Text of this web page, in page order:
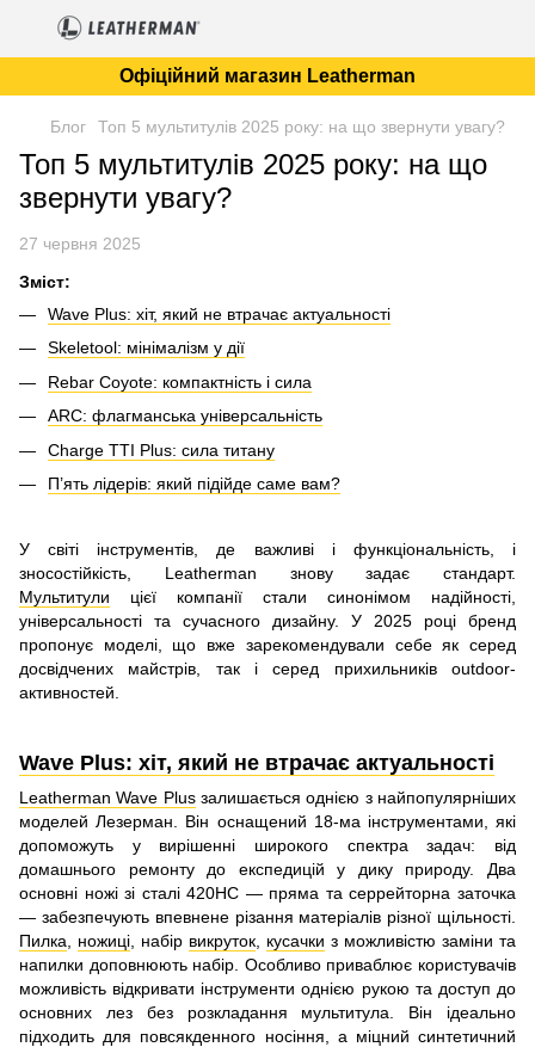
Офіційний магазин Leatherman
Блог Топ 5 мультитулів 2025 року: на що звернути увагу?
Топ 5 мультитулів 2025 року: на що
звернути увагу?
27 червня 2025
Зміст:
Wave Plus: хіт, який не втрачає актуальності
Skeletool: мінімалізм у дії
Rebar Coyote: компактність і сила
ARC: флагманська універсальність
Charge TTI Plus: сила титану
П’ять лідерів: який підійде саме вам?
У світі інструментів, де важливі і функціональність, і
зносостійкість, Leatherman знову задає стандарт.
Мультитули цієї компанії стали синонімом надійності,
універсальності та сучасного дизайну. У 2025 році бренд
пропонує моделі, що вже зарекомендували себе як серед
досвідчених майстрів, так і серед прихильників outdoor-
активностей.
Wave Plus: хіт, який не втрачає актуальності
Leatherman Wave Plusзалишається однією з найпопулярніших
моделей Лезерман. Він оснащений 18-ма інструментами, які
допоможуть у вирішенні широкого спектра задач: від
домашнього ремонту до експедицій у дику природу. Два
основні ножі зі сталі 420HC — пряма та серрейторна заточка
— забезпечують впевнене різання матеріалів різної щільності.
Пилка
ножиці , набір викруток кусачки з можливістю заміни та
напилки доповнюють набір. Особливо приваблює користувачів
можливість відкривати інструменти однією рукою та доступ до
основних лез без розкладання мультитула. Він ідеально
підходить для повсякденного носіння, а міцний синтетичний